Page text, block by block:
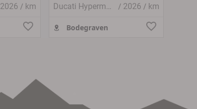
2026 / km
Ducati Hypermotard 698 mono
/ 2026 / km
Bodegraven